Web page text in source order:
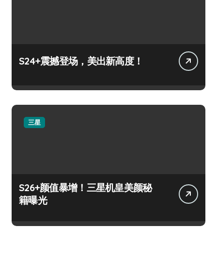
S24+震撼登场，美出新高度！
三星
S26+颜值暴增！三星机皇美颜秘
籍曝光